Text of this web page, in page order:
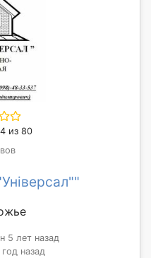
из 80
5 лет назад
назад